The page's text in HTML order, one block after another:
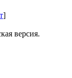
]
версия.